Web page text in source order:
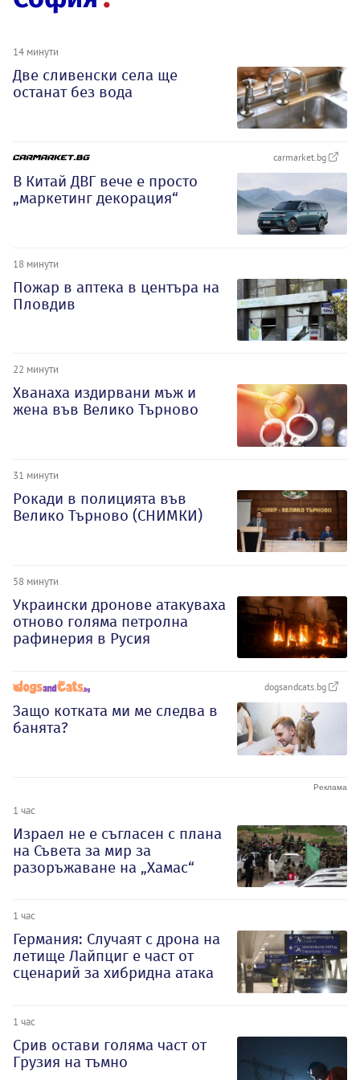
14 минути
Две сливенски села ще
останат без вода
carmarket.bg
В Китай ДВГ вече е просто
„маркетинг декорация“
18 минути
Пожар в аптека в центъра на
Пловдив
22 минути
Хванаха издирвани мъж и
жена във Велико Търново
31 минути
Рокади в полицията във
Велико Търново (СНИМКИ)
58 минути
Украински дронове атакуваха
отново голяма петролна
рафинерия в Русия
dogsandcats.bg
Защо котката ми ме следва в
банята?
1 час
Израел не е съгласен с плана
на Съвета за мир за
разоръжаване на „Хамас“
1 час
Германия: Случаят с дрона на
летище Лайпциг е част от
сценарий за хибридна атака
1 час
Срив остави голяма част от
Грузия на тъмно